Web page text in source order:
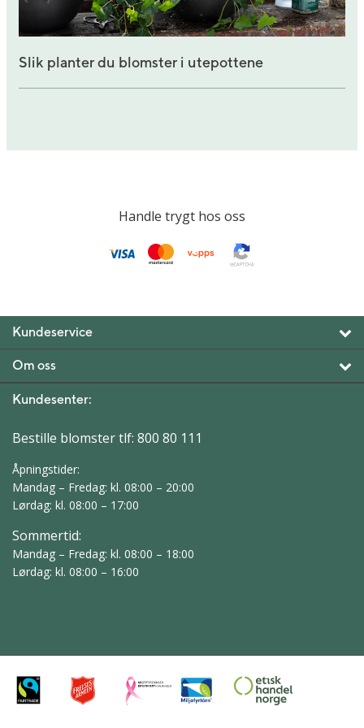
Slik planter du blomster i utepottene
Handle trygt hos oss
Kundeservice
Om oss
Kundesenter:
Bestille blomster tlf: 800 80 111
Åpningstider:
Mandag – Fredag: kl. 08:00 – 20:00
Lørdag: kl. 08:00 – 17:00
Sommertid:
Mandag – Fredag: kl. 08:00 – 18:00
Lørdag: kl. 08:00 – 16:00